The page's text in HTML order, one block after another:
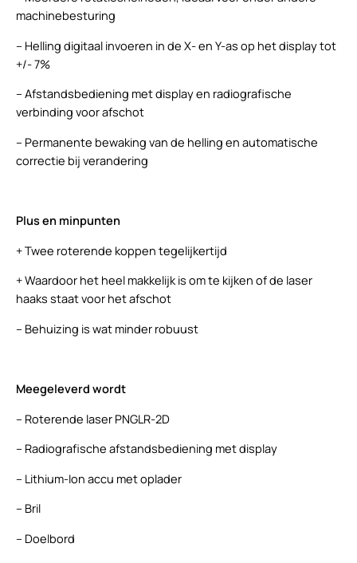
machinebesturing
– Helling digitaal invoeren in de X- en Y-as op het display tot
+/- 7%
– Afstandsbediening met display en radiografische
verbinding voor afschot
– Permanente bewaking van de helling en automatische
correctie bij verandering
Plus en minpunten
+ Twee roterende koppen tegelijkertijd
+ Waardoor het heel makkelijk is om te kijken of de laser
haaks staat voor het afschot
– Behuizing is wat minder robuust
Meegeleverd wordt
– Roterende laser PNGLR-2D
– Radiografische afstandsbediening met display
– Lithium-Ion accu met oplader
– Bril
– Doelbord